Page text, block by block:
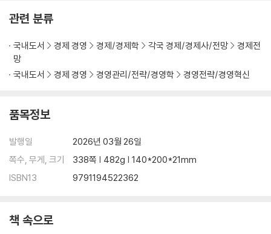
참사 막는 재난 예방 체제, AIoT에 답이 있다
애플, 공간 컴퓨팅 세상을 꿈꾸다
에필로그 | 피지컬 AI, 온디바이스 AI 반도체에 집중하자
관련 분류
국내도서 경제 경영 경제/경제학 각국 경제/경제사/전망
경제전
망
국내도서
경제 경영 경영관리/전략/경영학 경영전략/경영혁신
품목정보
발행일
2026년 03월 26일
쪽수, 무게, 크기
338쪽 | 482g | 140*200*21mm
ISBN13
9791194522362
책 속으로